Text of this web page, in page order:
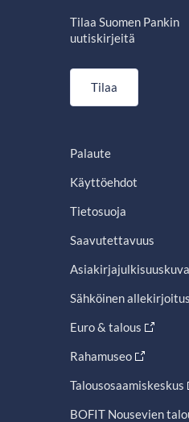
Tilaa Suomen Pankin
uutiskirjeitä
Tilaa
Palaute
Käyttöehdot
Tietosuoja
Saavutettavuus
Sähköinen allekirjoitus
Euro & talous
Rahamuseo
Talousosaamiskeskus
BOFIT Nousevien